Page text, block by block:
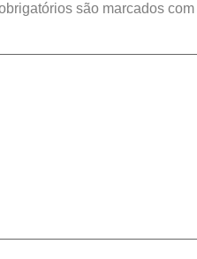
são marcados com